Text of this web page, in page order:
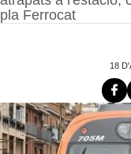
pla Ferrocat
18